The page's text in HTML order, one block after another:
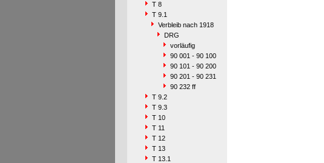
T 8
T 9.1
Verbleib nach 1918
DRG
vorläufig
90 001 - 90 100
90 101 - 90 200
90 201 - 90 231
90 232 ff
T 9.2
T 9.3
T 10
T 11
T 12
T 13
T 13.1